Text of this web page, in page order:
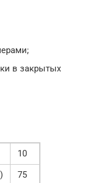
в закрытых
10
75